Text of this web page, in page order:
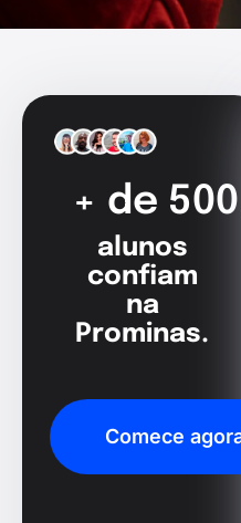
+ de
alunos
confiam
na
Prominas.
Comece